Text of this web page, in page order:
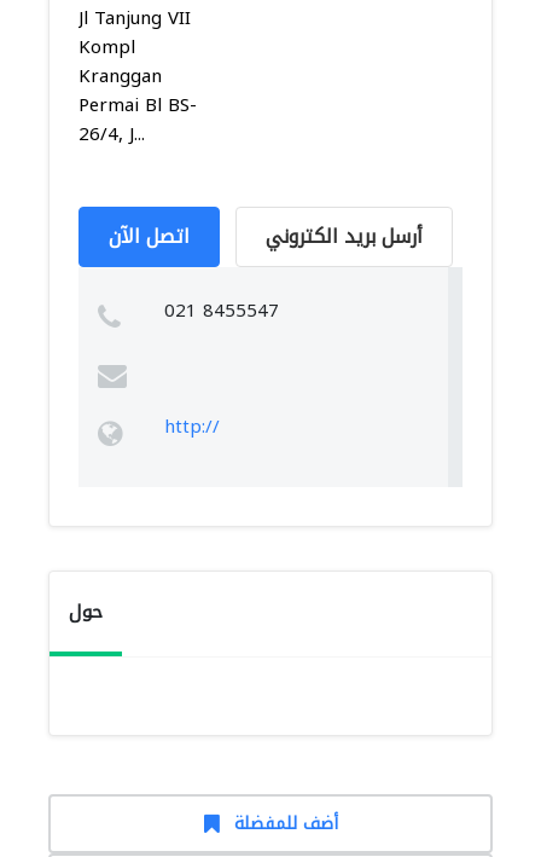
Jl Tanjung VII
Kompl
Kranggan
Permai Bl BS-
26/4, J...
اتصل الآن أرسل بريد الكتروني
021 8455547
http://
حول
أضف للمفضلة